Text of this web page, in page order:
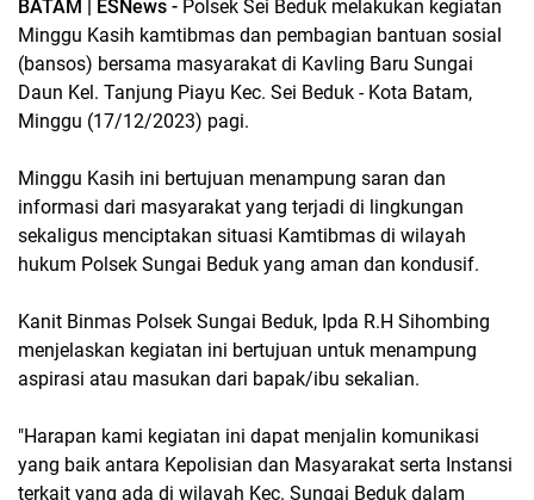
BATAM | ESNews - Polsek Sei Beduk melakukan kegiatan
Minggu Kasih kamtibmas dan pembagian bantuan sosial
(bansos) bersama masyarakat di Kavling Baru Sungai
Daun Kel. Tanjung Piayu Kec. Sei Beduk - Kota Batam,
Minggu (17/12/2023) pagi.
Minggu Kasih ini bertujuan menampung saran dan
informasi dari masyarakat yang terjadi di lingkungan
sekaligus menciptakan situasi Kamtibmas di wilayah
hukum Polsek Sungai Beduk yang aman dan kondusif.
Kanit Binmas Polsek Sungai Beduk, Ipda R.H Sihombing
menjelaskan kegiatan ini bertujuan untuk menampung
aspirasi atau masukan dari bapak/ibu sekalian.
"Harapan kami kegiatan ini dapat menjalin komunikasi
yang baik antara Kepolisian dan Masyarakat serta Instansi
terkait yang ada di wilayah Kec. Sungai Beduk dalam